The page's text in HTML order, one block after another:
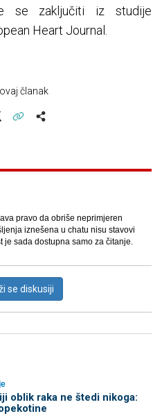
se zaključiti iz studije
Heart Journal.
članak
pravo da obriše neprimjeren
iznešena u chatu nisu stavovi
je sada dostupna samo za čitanje.
se diskusiji
oblik raka ne štedi nikoga: